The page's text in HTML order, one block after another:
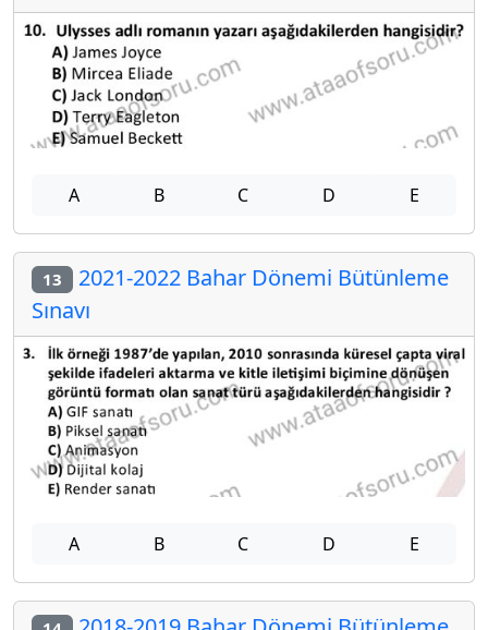
A B C D E
13 2021-2022 Bahar Dönemi Bütünleme
Sınavı
A B C D E